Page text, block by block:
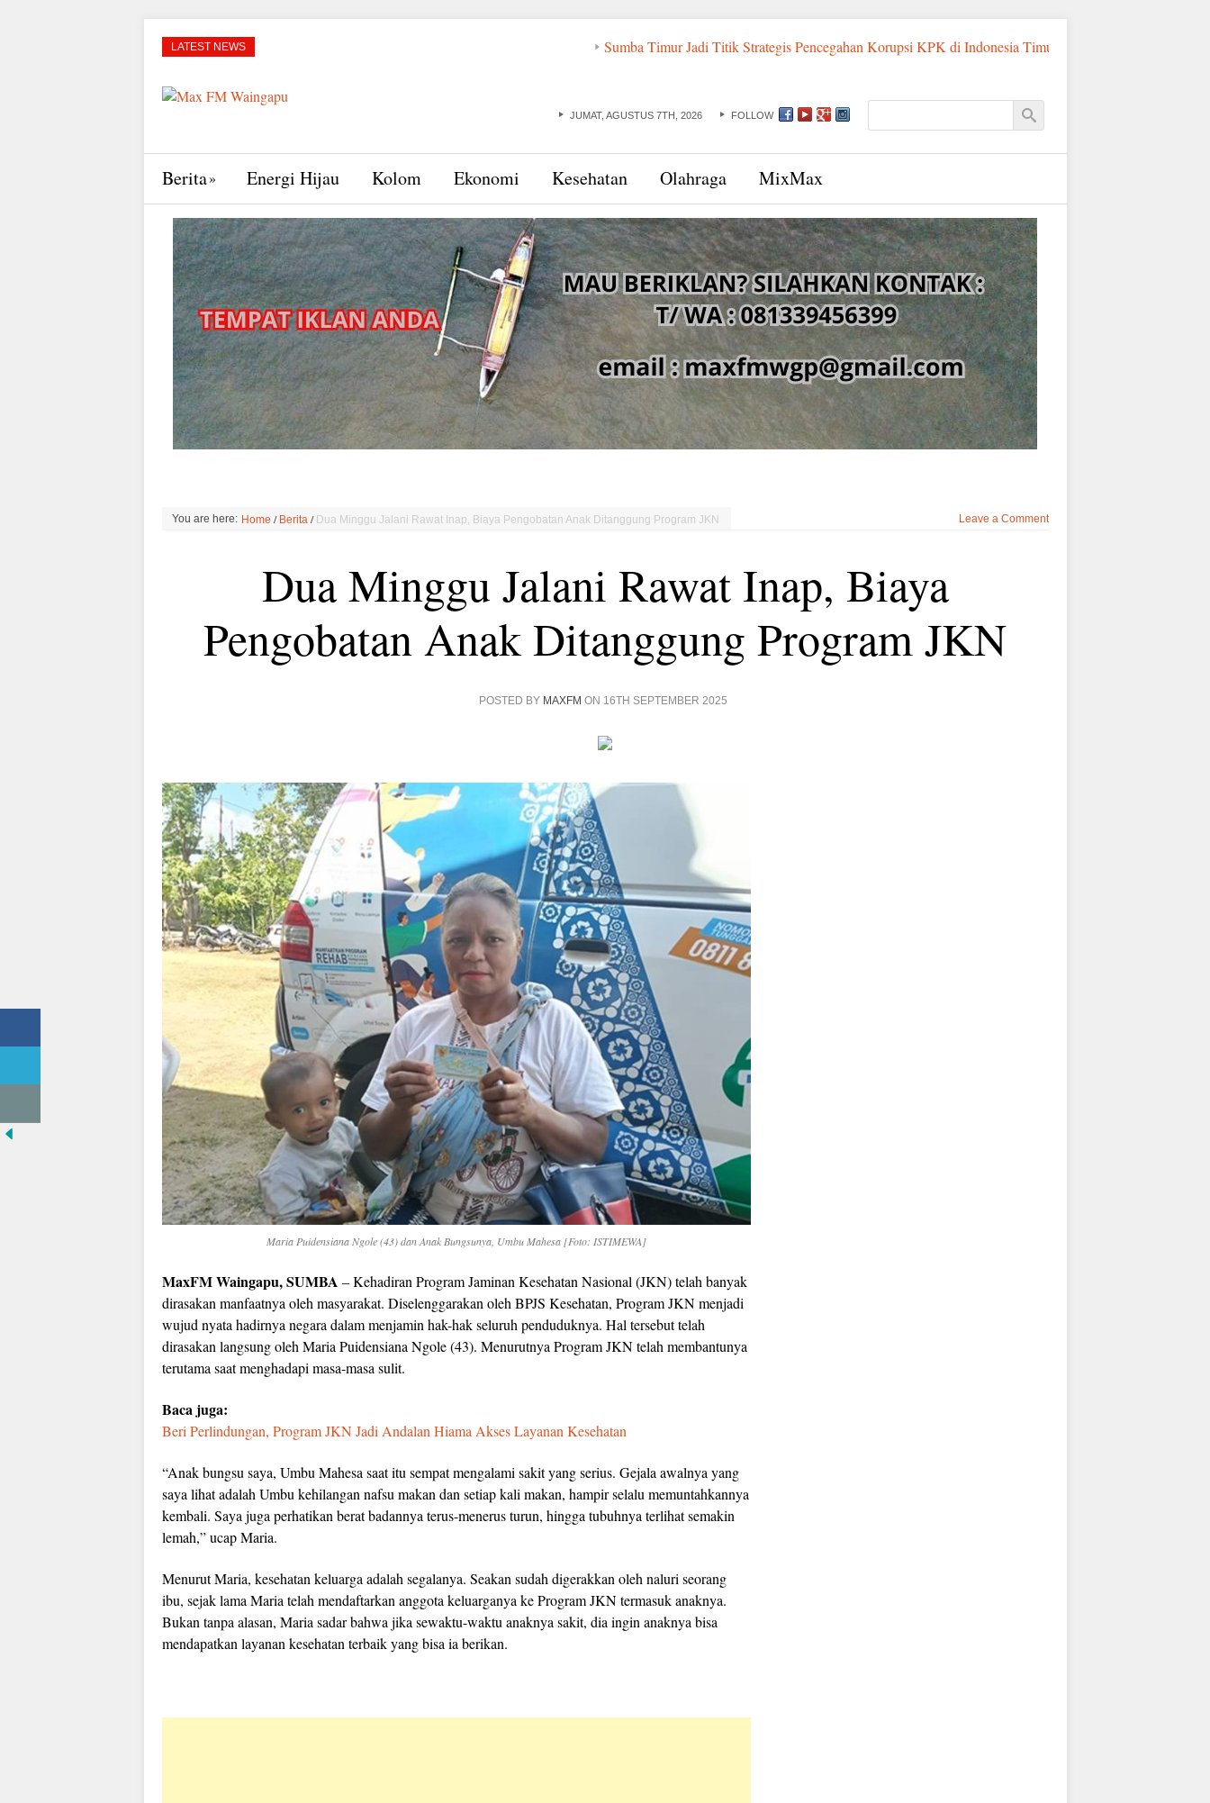
LATEST NEWS Sumba Timur Jadi Titik Strategis Pencegahan Korupsi KPK di Indonesia Timur Sadis! Ayah Tiri di Sumba
JUMAT, AGUSTUS 7TH, 2026 FOLLOW
Berita Energi Hijau Kolom Ekonomi Kesehatan Olahraga MixMax
You are here: Home / Berita / Dua Minggu Jalani Rawat Inap, Biaya Pengobatan Anak Ditanggung Program JKN Leave a Comment
Dua Minggu Jalani Rawat Inap, Biaya
Pengobatan Anak Ditanggung Program JKN
POSTED BY MAXFM ON 16TH SEPTEMBER 2025
Maria Puidensiana Ngole (43) dan Anak Bungsunya, Umbu Mahesa [Foto: ISTIMEWA]
MaxFM Waingapu, SUMBA – Kehadiran Program Jaminan Kesehatan Nasional (JKN) telah banyak
dirasakan manfaatnya oleh masyarakat. Diselenggarakan oleh BPJS Kesehatan, Program JKN menjadi
wujud nyata hadirnya negara dalam menjamin hak-hak seluruh penduduknya. Hal tersebut telah
dirasakan langsung oleh Maria Puidensiana Ngole (43). Menurutnya Program JKN telah membantunya
terutama saat menghadapi masa-masa sulit.
Baca juga:
Beri Perlindungan, Program JKN Jadi Andalan Hiama Akses Layanan Kesehatan
“Anak bungsu saya, Umbu Mahesa saat itu sempat mengalami sakit yang serius. Gejala awalnya yang
saya lihat adalah Umbu kehilangan nafsu makan dan setiap kali makan, hampir selalu memuntahkannya
kembali. Saya juga perhatikan berat badannya terus-menerus turun, hingga tubuhnya terlihat semakin
lemah,” ucap Maria.
Menurut Maria, kesehatan keluarga adalah segalanya. Seakan sudah digerakkan oleh naluri seorang
ibu, sejak lama Maria telah mendaftarkan anggota keluarganya ke Program JKN termasuk anaknya.
Bukan tanpa alasan, Maria sadar bahwa jika sewaktu-waktu anaknya sakit, dia ingin anaknya bisa
mendapatkan layanan kesehatan terbaik yang bisa ia berikan.